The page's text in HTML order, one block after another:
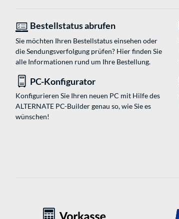
Bestellstatus abrufen
Sie möchten Ihren Bestellstatus einsehen oder
die Sendungsverfolgung prüfen? Hier finden Sie
alle Informationen rund um Ihre Bestellung.
PC-Konfigurator
Konfigurieren Sie Ihren neuen PC mit Hilfe des
ALTERNATE PC-Builder genau so, wie Sie es
wünschen!